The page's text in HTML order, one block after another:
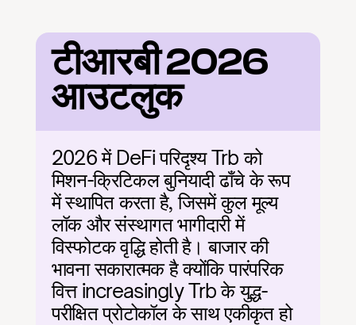
टीआरबी 2026
आउटलुक
2026 में DeFi परिदृश्य Trb को
मिशन-क्रिटिकल बुनियादी ढाँचे के रूप
में स्थापित करता है, जिसमें कुल मूल्य
लॉक और संस्थागत भागीदारी में
विस्फोटक वृद्धि होती है। बाजार की
भावना सकारात्मक है क्योंकि पारंपरिक
वित्त increasingly Trb के युद्ध-
परीक्षित प्रोटोकॉल के साथ एकीकृत हो